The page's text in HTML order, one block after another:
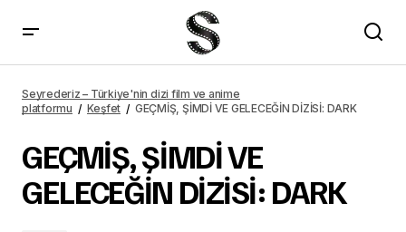
Seyrederiz – Türkiye'nin dizi film ve anime
platformu
Keşfet GEÇMİŞ, ŞİMDİ VE GELECEĞİN DİZİSİ: DARK
GEÇMİŞ, ŞİMDİ VE
GELECEĞİN DİZİSİ: DARK